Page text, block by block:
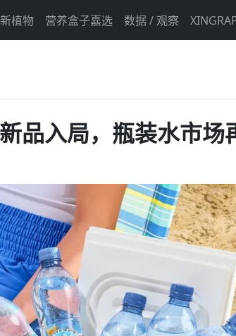
新植物 营养盒子嘉选 数据 / 观察
品入局，瓶装水市场